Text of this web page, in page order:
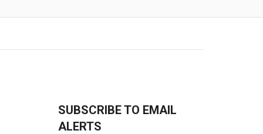
SUBSCRIBE TO EMAIL
ALERTS